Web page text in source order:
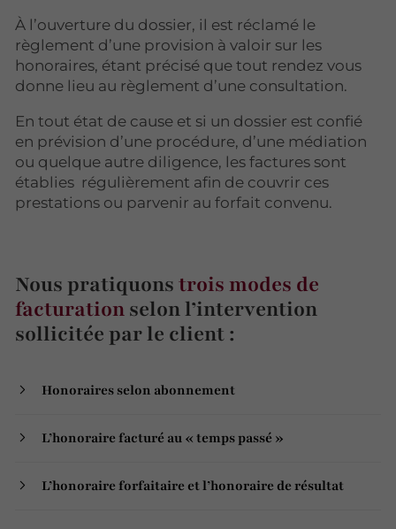
À l’ouverture du dossier, il est réclamé le
règlement d’une provision à valoir sur les
honoraires, étant précisé que tout rendez vous
donne lieu au règlement d’une consultation.
En tout état de cause et si un dossier est confié
en prévision d’une procédure, d’une médiation
ou quelque autre diligence, les factures sont
établies régulièrement afin de couvrir ces
prestations ou parvenir au forfait convenu.
Nous pratiquonstrois modes de
facturationselon l’intervention
sollicitée par le client :
Honoraires selon abonnement
L’honoraire facturé au « temps passé »
L’honoraire forfaitaire et l’honoraire de résultat